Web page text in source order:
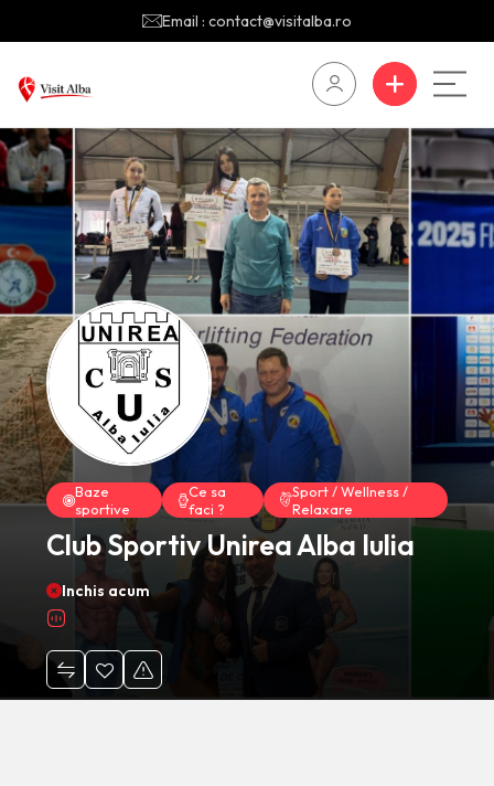
Email : contact@visitalba.ro
Baze
sportive
Ce sa
faci ?
Sport / Wellness /
Relaxare
Club Sportiv Unirea Alba Iulia
Inchis acum